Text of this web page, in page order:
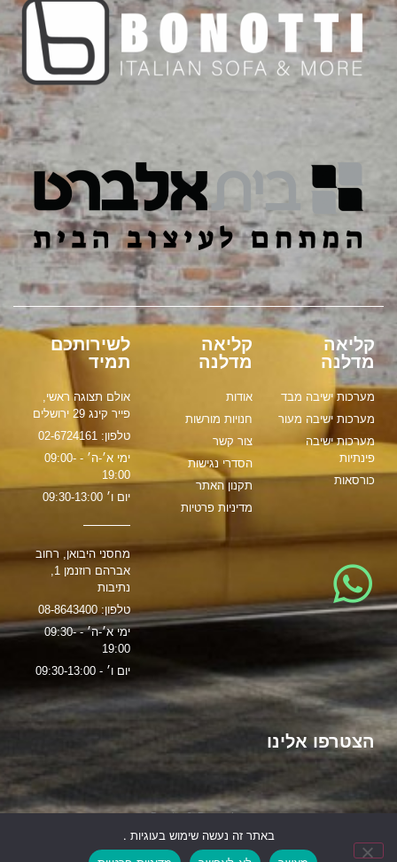
קליאה
מדלנה
מערכות ישיבה מבד
מערכות ישיבה מעור
מערכות ישיבה
פינתיות
כורסאות
קליאה
מדלנה
אודות
חנויות מורשות
צור קשר
הסדרי נגישות
תקנון האתר
מדיניות פרטיות
לשירותכם
תמיד
אולם תצוגה ראשי,
פייר קינג 29 ירושלים
טלפון: 02-6724161
ימי א׳-ה׳ - 09:00-
19:00
יום ו׳ 09:30-13:00
מחסני היבואן, רחוב
נתיבות
טלפון: 08-8643400
ימי א׳-ה׳ - 09:30-
19:00
יום ו׳ - 09:30-13:00
הצטרפו אלינו
הקמת האתר:משרד פרסוםBrain & Brand
באתר זה נעשה שימוש בעוגיות .